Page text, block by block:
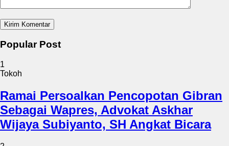
Popular Post
1
Tokoh
Ramai Persoalkan Pencopotan Gibran
Sebagai Wapres, Advokat Askhar
Wijaya Subiyanto, SH Angkat Bicara